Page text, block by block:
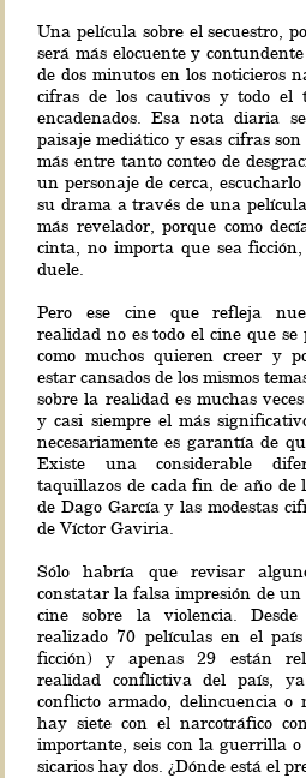
Una película sobre el secuestro,
será más elocuente y
de dos minutos en los noticieros
cifras de los cautivos y todo el
encadenados. Esa nota diaria
paisaje mediático y esas cifras
más entre tanto conteo de
un personaje de cerca,
su drama a través de una
más revelador, porque como
cinta, no importa que sea
duele.
Pero ese cine que refleja
realidad no es todo el cine que se
como muchos quieren creer y
estar cansados de los mismos
sobre la realidad es muchas
y casi siempre el más
necesariamente es garantía de
Existe una considerable
taquillazos de cada fin de año de
de Dago García y las modestas
de Víctor Gaviria.
Sólo habría que revisar
constatar la falsa impresión de un
cine sobre la violencia.
realizado 70 películas en el
ficción) y apenas 29 están
realidad conflictiva del país,
conflicto armado, delincuencia o
hay siete con el narcotráfico
importante, seis con la guerrilla
sicarios hay dos. ¿Dónde está el